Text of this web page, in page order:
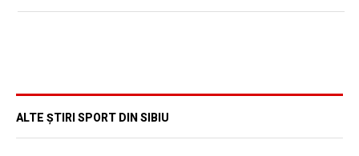
ALTE ȘTIRI SPORT DIN SIBIU